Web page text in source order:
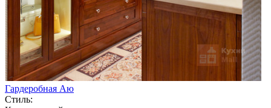
Гардеробная Аю
Стиль: